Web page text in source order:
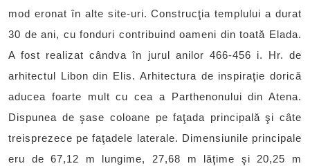
mod eronat în alte site-uri. Construcţia templului a durat
30 de ani, cu fonduri contribuind oameni din toată Elada.
A fost realizat cândva în jurul anilor 466-456 i. Hr. de
arhitectul Libon din Elis. Arhitectura de inspiraţie dorică
aducea foarte mult cu cea a Parthenonului din Atena.
Dispunea de şase coloane pe faţada principală şi câte
treisprezece pe faţadele laterale. Dimensiunile principale
eru de 67,12 m lungime, 27,68 m lăţime şi 20,25 m